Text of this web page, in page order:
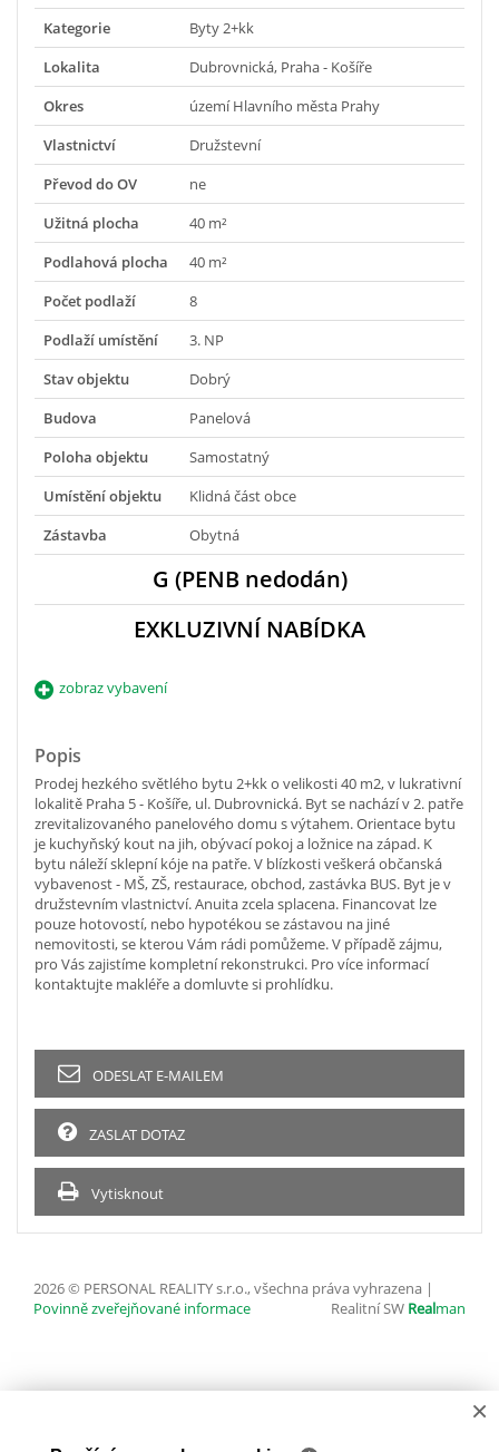
Kategorie
Byty 2+kk
Lokalita
Dubrovnická, Praha - Košíře
Okres
území Hlavního města Prahy
Vlastnictví
Družstevní
Převod do OV
ne
Užitná plocha
40 m²
Podlahová plocha
40 m²
Počet podlaží
8
Podlaží umístění
3. NP
Stav objektu
Dobrý
Budova
Panelová
Poloha objektu
Samostatný
Umístění objektu
Klidná část obce
Zástavba
Obytná
G (PENB nedodán)
EXKLUZIVNÍ NABÍDKA
zobraz vybavení
Popis
Prodej hezkého světlého bytu 2+kk o velikosti 40 m2, v lukrativní
lokalitě Praha 5 - Košíře, ul. Dubrovnická. Byt se nachází v 2. patře
zrevitalizovaného panelového domu s výtahem. Orientace bytu
je kuchyňský kout na jih, obývací pokoj a ložnice na západ. K
bytu náleží sklepní kóje na patře. V blízkosti veškerá občanská
vybavenost - MŠ, ZŠ, restaurace, obchod, zastávka BUS. Byt je v
družstevním vlastnictví. Anuita zcela splacena. Financovat lze
pouze hotovostí, nebo hypotékou se zástavou na jiné
nemovitosti, se kterou Vám rádi pomůžeme. V případě zájmu,
pro Vás zajistíme kompletní rekonstrukci. Pro více informací
kontaktujte makléře a domluvte si prohlídku.
ODESLAT E-MAILEM
ZASLAT DOTAZ
Vytisknout
2026 © PERSONAL REALITY s.r.o., všechna práva vyhrazena |
Povinně zveřejňované informace
Realitní SW Realman
×